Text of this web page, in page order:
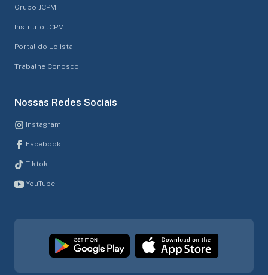
Grupo JCPM
Instituto JCPM
Portal do Lojista
Trabalhe Conosco
Nossas Redes Sociais
Instagram
Facebook
Tiktok
YouTube